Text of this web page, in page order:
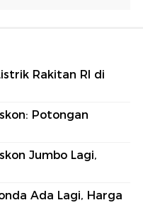
Rakitan RI di
Potongan
Jumbo Lagi,
Ada Lagi, Harga